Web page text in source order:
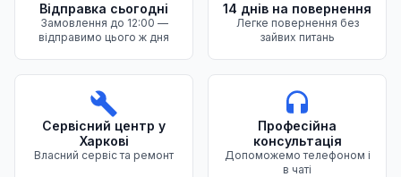
Відправка сьогодні
Замовлення до 12:00 —
відправимо цього ж дня
14 днів на повернення
Легке повернення без
зайвих питань
Сервісний центр у
Харкові
Власний сервіс та ремонт
Професійна
консультація
Допоможемо телефоном і
в чаті